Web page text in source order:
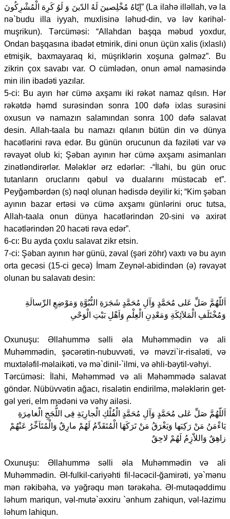
اِيّاهُ مُخْلِصينَ لَهُ الدّينَ وَ لَوُ كَرِهَ الْمُشْرِكُونَ” (La ilahə illəllah, və la
nə`budu illa iyyah, muxlisinə ləhud-din, və ləv kərihəl-
muşrikun). Tərcüməsi: “Allahdan başqa məbud yoxdur,
Ondan başqasına ibadət etmirik, dini onun üçün xalis (ixlaslı)
etmişik, baxmayaraq ki, müşriklərin xoşuna gəlməz”. Bu
zikrin çox savabı var. O cümlədən, onun əməl naməsində
min ilin ibadəti yazılar.
5-ci: Bu ayın hər cümə axşamı iki rəkət namaz qılsın. Hər
rəkətdə həmd surəsindən sonra 100 dəfə ixlas surəsini
oxusun və namazın salamından sonra 100 dəfə salavat
desin. Allah-taala bu namazı qılanın bütün din və dünya
hacətlərini rəva edər. Bu günün orucunun da fəziləti var və
rəvayət olub ki; Şəban ayının hər cümə axşamı asimanları
zinətləndirərlər. Mələklər ərz edərlər: -“İlahi, bu gün oruc
tutanların oruclarını qəbul və dualarını müstəcab et”.
Peyğəmbərdən (s) nəql olunan hədisdə deyilir ki; “Kim şəban
ayının bazar ertəsi və cümə axşamı günlərini oruc tutsa,
Allah-taala onun dünya hacətlərindən 20-sini və axirət
hacətlərindən 20 hacəti rəva edər”.
6-cı: Bu ayda çoxlu salavat zikr etsin.
7-ci: Şəban ayının hər günü, zəval (şəri zöhr) vaxtı və bu ayın
orta gecəsi (15-ci gecə) İmam Zeynəl-abidindən (ə) rəvayət
olunan bu salavatı desin:
اَللّهُمَّ صَلِّ عَلى مُحَمَّدٍ وَآلِ مُحَمَّدٍ شَجَرَةِ النُّبُوَّةِ وَمَوْضِعِ الرِّسالَةِ
وَمُخْتَلَفِ الْمَلاَئِكَةِ وَمَعْدِنِ الْعِلْمِ وَاَهْلِ بَيْتِ الْوَحْىِ
Oxunuşu: Əllahummə səlli əla Muhəmmədin və ali
Muhəmmədin, şəcərətin-nubuvvəti, və məvzi`ir-risaləti, və
muxtələfil-məlaikəti, və mə`dinil-`ilmi, və əhli-bəytil-vəhyi.
Tərcüməsi: İlahi, Məhəmməd və ali Məhəmmədə salavat
göndər. Nübüvvətin ağacı, risalətin endirilmə, mələklərin get-
gəl yeri, elm mədəni və vəhy ailəsi.
اَللّهُمَّ صَلِّ عَلى مُحَمَّدٍ وَآلِ مُحَمَّدٍ الْفُلْكِ الْجارِيَةِ فِى اللُّجَجِ الْغامِرَةِ
يَاءْمَنُ مَنْ رَكِبَها وَيَغْرَقُ مَنْ تَرَكَهَا الْمُتَقَدِّمُ لَهُمْ مارِقٌ وَالْمُتَاَخِّرُ عَنْهُمْ
زاهِقٌ وَاللاّزِمُ لَهُمْ لاحِقٌ
Oxunuşu: Əllahummə səlli əla Muhəmmədin və ali
Muhəmmədin. Əl-fulkil-cariyəhti fil-ləcəcil-ğamirəti, yə`mənu
mən rəkibəha, və yəğrəqu mən tərəkəha. Əl-mutəqəddimu
ləhum mariqun, vəl-mutə`əxxiru `ənhum zahiqun, vəl-lazimu
ləhum lahiqun.